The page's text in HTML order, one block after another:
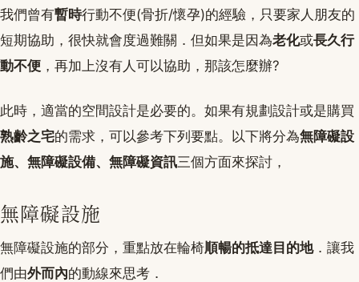
我們曾有暫時行動不便(骨折/懷孕)的經驗，只要家人朋友的
短期協助，很快就會度過難關．但如果是因為老化或長久行
動不便 ，再加上沒有人可以協助，那該怎麼辦?
此時，適當的空間設計是必要的。如果有規劃設計或是購買
熟齡之宅的需求，可以參考下列要點。以下將分為無障礙設
施、無障礙設備、無障礙資訊三個方面來探討，
無障礙設施
無障礙設施的部分，重點放在輪椅順暢的抵達目的地．讓我
們由外而內的動線來思考．